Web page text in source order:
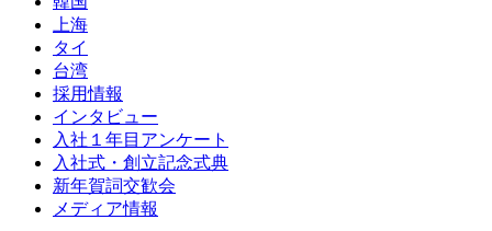
上海
タイ
台湾
採用情報
インタビュー
入社１年目アンケート
入社式・創立記念式典
新年賀詞交歓会
メディア情報